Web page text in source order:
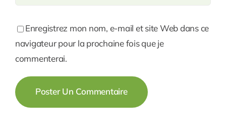
Enregistrez mon nom, e-mail et site Web dans ce
navigateur pour la prochaine fois que je
commenterai.